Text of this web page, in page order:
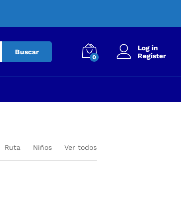
Buscar
0
Log in
Register
Ruta Niños Ver todos